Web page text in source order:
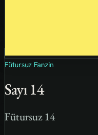
Fütursuz Fanzin
Sayı 14
Fütursuz 14